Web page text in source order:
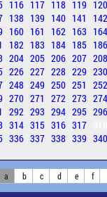
116 117 118 119
138 139 140 141
160 161 162 163
182 183 184 185
204 205 206 207
226 227 228 229
248 249 250 251
270 271 272 273
292 293 294 295
314 315 316 317
336 337 338 339
a b c d e f